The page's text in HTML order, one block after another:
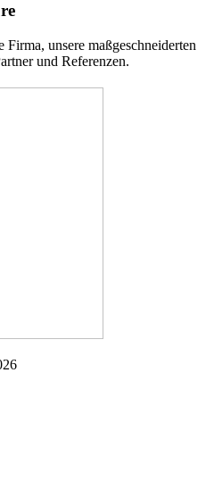
Firma, unsere maßgeschneiderten
und Referenzen.